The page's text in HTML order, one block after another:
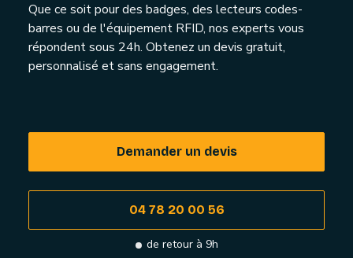
Que ce soit pour des badges, des lecteurs codes-
barres ou de l'équipement RFID, nos experts vous
répondent sous 24h. Obtenez un devis gratuit,
personnalisé et sans engagement.
Demander un devis
04 78 20 00 56
de retour à 9h